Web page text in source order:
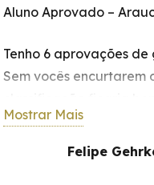
Aluno Aprovado –
Tenho 6 aprovações
Sem vocês encurtarem
Devo muito a
compromentimento da
Mostrar Mais
Felipe